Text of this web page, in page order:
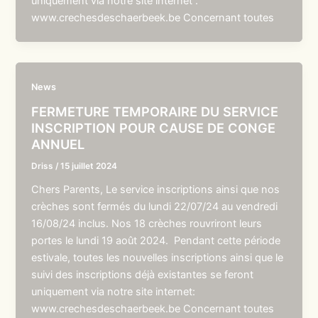
www.crechesdeschaerbeek.be Concernant toutes
News
FERMETURE TEMPORAIRE DU SERVICE
INSCRIPTION POUR CAUSE DE CONGE
ANNUEL
Driss /15 juillet 2024
Chers Parents, Le service inscriptions ainsi que nos
crèches sont fermés du lundi 22/07/24 au vendredi
16/08/24 inclus. Nos 18 crèches rouvriront leurs
portes le lundi 19 août 2024. Pendant cette période
estivale, toutes les nouvelles inscriptions ainsi que le
suivi des inscriptions déjà existantes se feront
uniquement via notre site internet:
www.crechesdeschaerbeek.be Concernant toutes